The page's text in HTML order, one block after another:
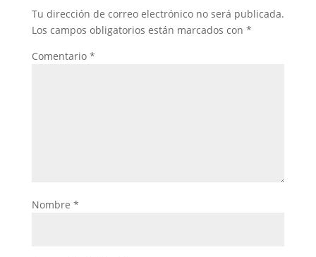
Tu dirección de correo electrónico no será publicada.
Los campos obligatorios están marcados con *
Comentario *
Nombre *